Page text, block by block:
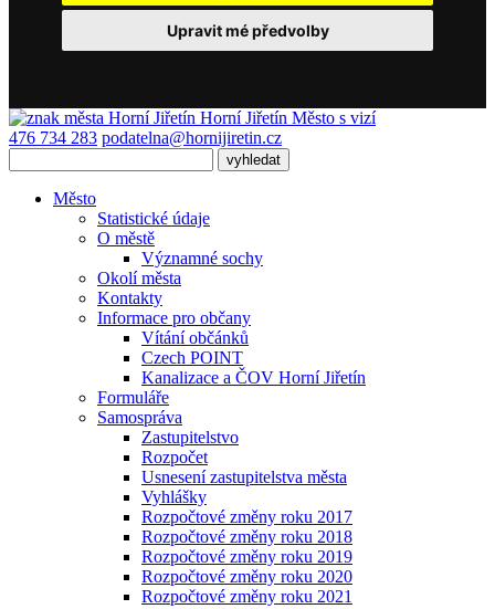
Upravit mé předvolby
Horní Jiřetín Město s vizí
476 734 283 podatelna@hornijiretin.cz
Město
Statistické údaje
O městě
Významné sochy
Okolí města
Kontakty
Informace pro občany
Vítání občánků
Czech POINT
Kanalizace a ČOV Horní Jiřetín
Formuláře
Samospráva
Zastupitelstvo
Rozpočet
Usnesení zastupitelstva města
Vyhlášky
Rozpočtové změny roku 2017
Rozpočtové změny roku 2018
Rozpočtové změny roku 2019
Rozpočtové změny roku 2020
Rozpočtové změny roku 2021